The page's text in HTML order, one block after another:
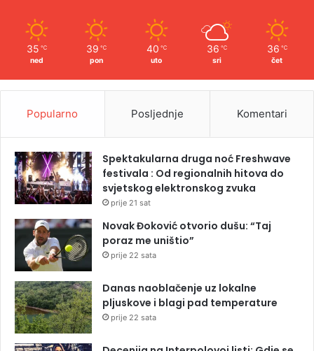
35 ℃
ned
39 ℃
pon
40 ℃
uto
36 ℃
sri
36 ℃
čet
Popularno Posljednje Komentari
Spektakularna druga noć Freshwave
festivala : Od regionalnih hitova do
svjetskog elektronskog zvuka
prije 21 sat
Novak Đoković otvorio dušu: “Taj
poraz me uništio”
prije 22 sata
Danas naoblačenje uz lokalne
pljuskove i blagi pad temperature
prije 22 sata